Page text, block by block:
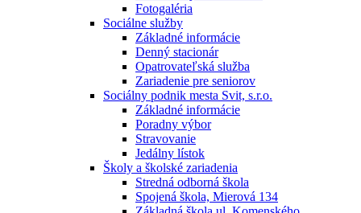
Fotogaléria
Sociálne služby
Základné informácie
Denný stacionár
Opatrovateľská služba
Zariadenie pre seniorov
Sociálny podnik mesta Svit, s.r.o.
Základné informácie
Poradny výbor
Stravovanie
Jedálny lístok
Školy a školské zariadenia
Stredná odborná škola
Spojená škola, Mierová 134